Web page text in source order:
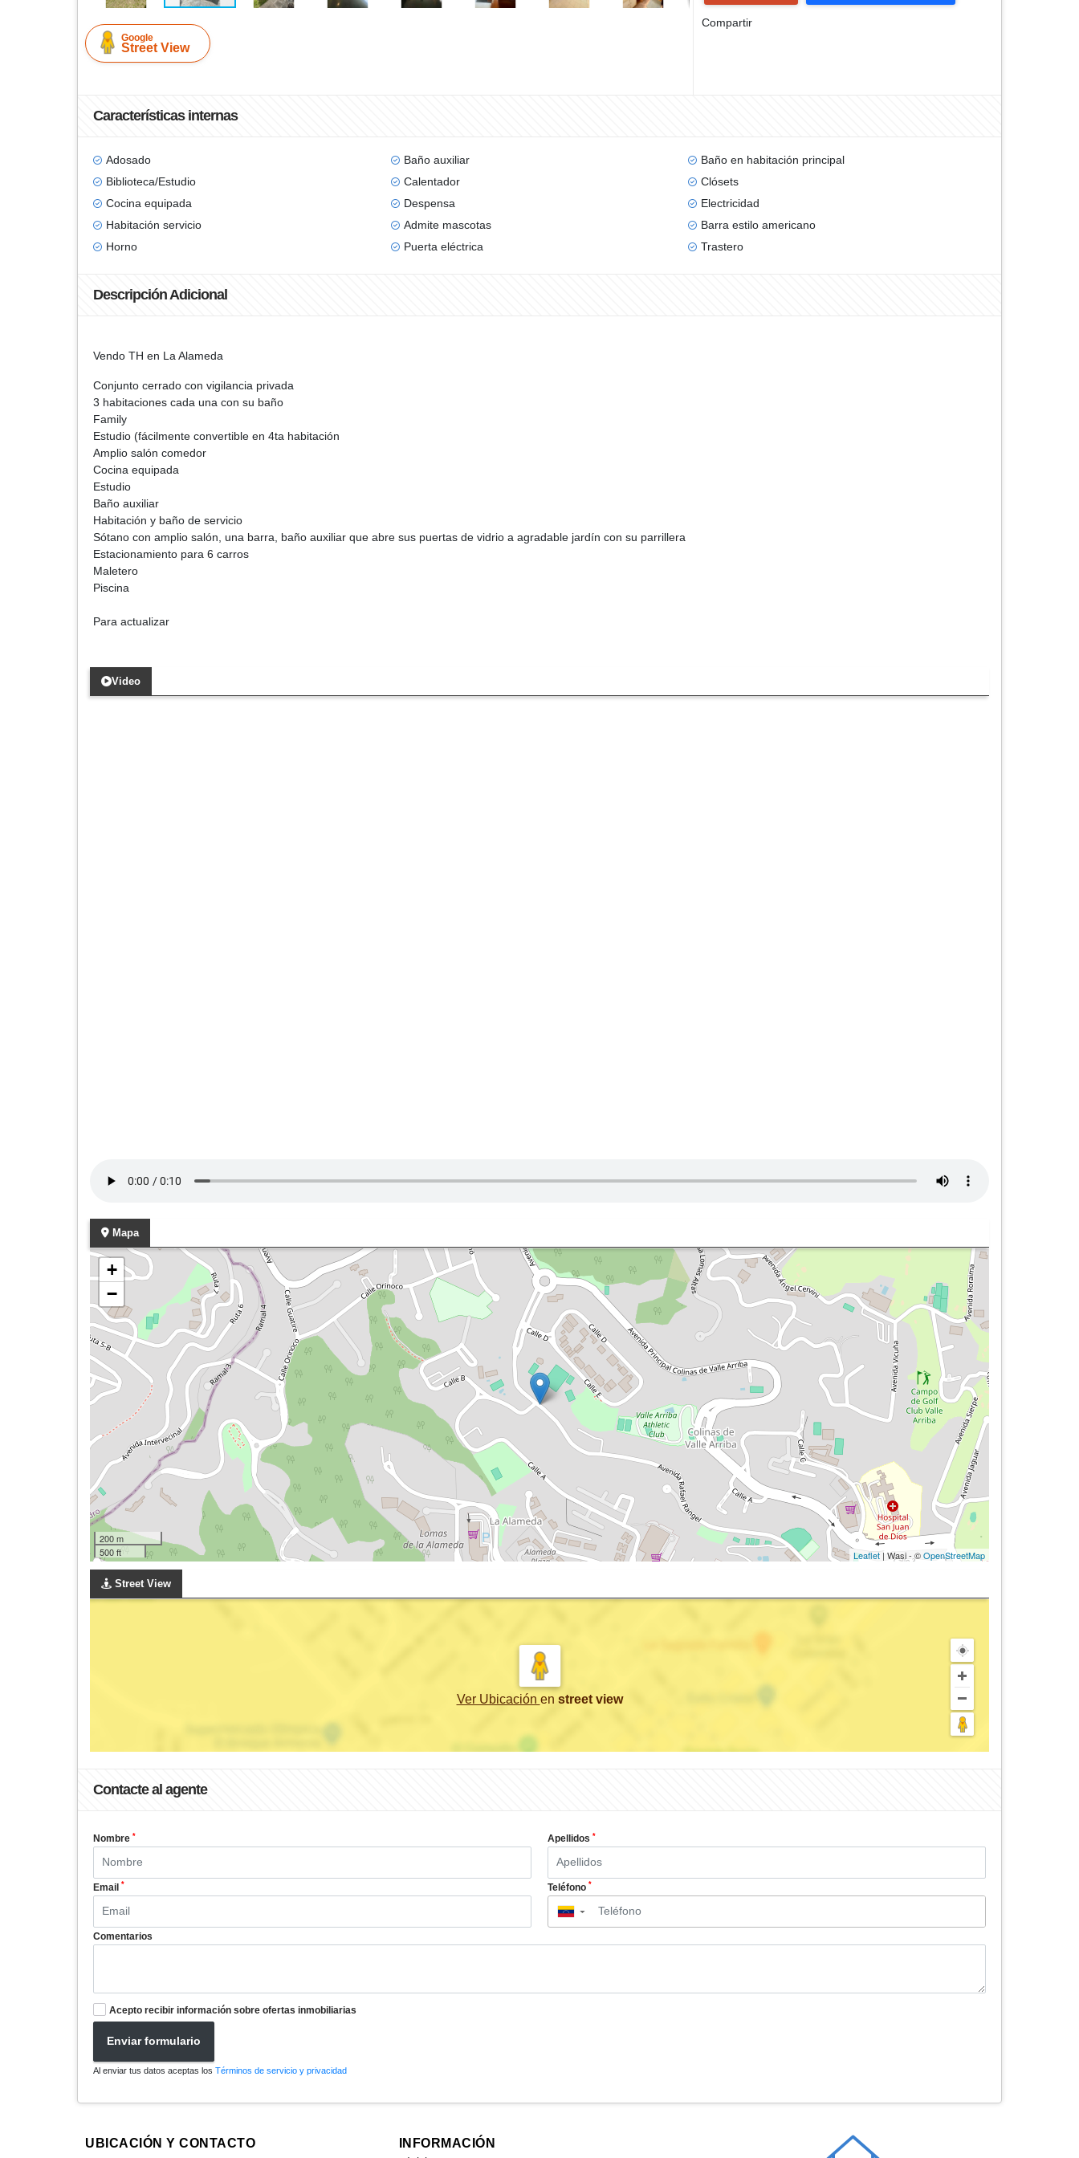
Google
Street View
Compartir
Características internas
Adosado Baño auxiliar
Baño en habitación principal
Biblioteca/Estudio
Calentador
Clósets
Cocina equipada
Despensa
Electricidad
Habitación servicio
Admite mascotas
Barra estilo americano
Horno
Puerta eléctrica Trastero
Descripción Adicional
Vendo TH en La Alameda
Conjunto cerrado con vigilancia privada
3 habitaciones cada una con su baño
Family
Estudio (fácilmente convertible en 4ta habitación
Amplio salón comedor
Cocina equipada
Estudio
Baño auxiliar
Habitación y baño de servicio
Sótano con amplio salón, una barra, baño auxiliar que abre sus puertas de vidrio a agradable jardín con su parrillera
Estacionamiento para 6 carros
Maletero
Piscina
Para actualizar
Video
Mapa
+
−
200 m
500 ft
Leaflet | Wasi - ©OpenStreetMap
Street View
Ver Ubicación en street view
Contacte al agente
Nombre * Apellidos *
Email * Teléfono *
▼
Comentarios
Acepto recibir información sobre ofertas inmobiliarias
Enviar formulario
Al enviar tus datos aceptas los Términos de servicio y privacidad
UBICACIÓN Y CONTACTO INFORMACIÓN